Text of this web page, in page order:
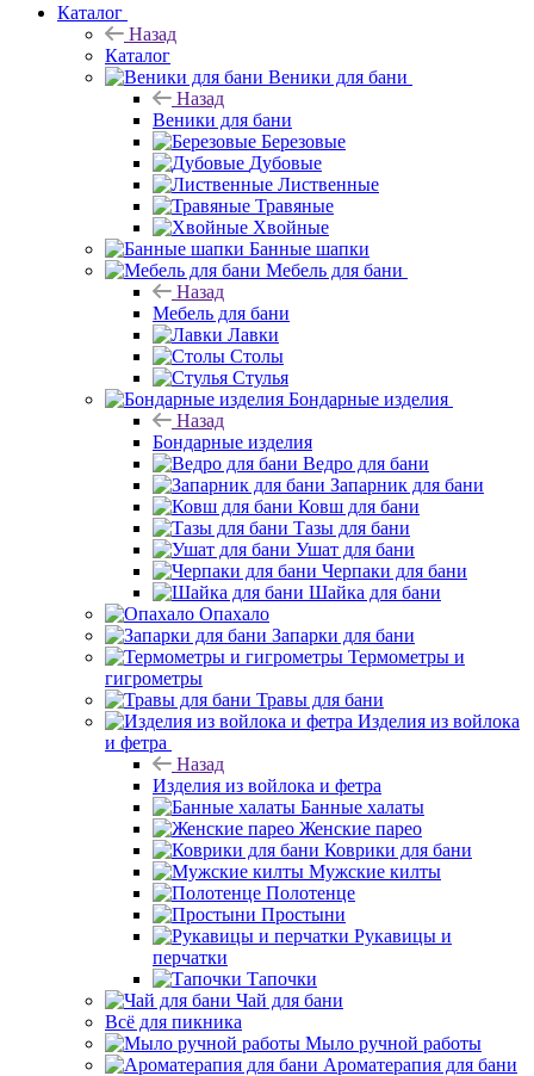
Каталог
Назад
Каталог
Веники для бани
Назад
Веники для бани
Березовые
Дубовые
Лиственные
Травяные
Хвойные
Банные шапки
Мебель для бани
Назад
Мебель для бани
Лавки
Столы
Стулья
Бондарные изделия
Назад
Бондарные изделия
Ведро для бани
Запарник для бани
Ковш для бани
Тазы для бани
Ушат для бани
Черпаки для бани
Шайка для бани
Опахало
Запарки для бани
Термометры и
гигрометры
Травы для бани
Изделия из войлока
и фетра
Назад
Изделия из войлока и фетра
Банные халаты
Женские парео
Коврики для бани
Мужские килты
Полотенце
Простыни
Рукавицы и
перчатки
Тапочки
Чай для бани
Всё для пикника
Мыло ручной работы
Ароматерапия для бани